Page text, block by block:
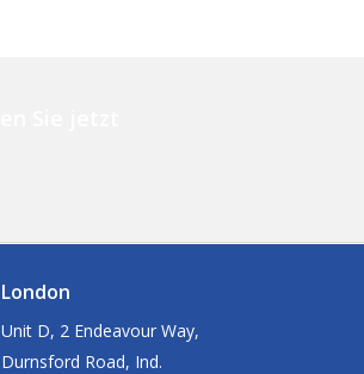
London
Unit D, 2 Endeavour Way,
Durnsford Road, Ind.